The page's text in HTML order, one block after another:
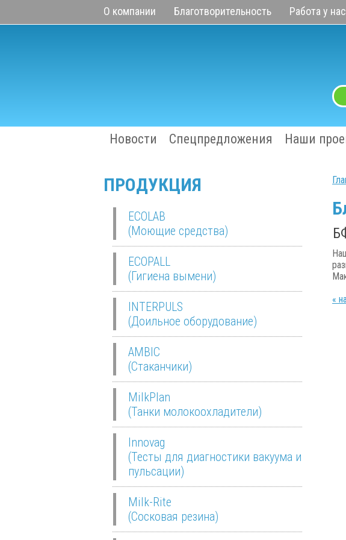
О компании Благотворительность Работа у нас
Новости Спецпредложения Наши
ПРОДУКЦИЯ
ECOLAB
(Моющие средства)
ECOPALL
(Гигиена вымени)
INTERPULS
(Доильное оборудование)
AMBIC
(Стаканчики)
MilkPlan
(Танки молокоохладители)
Innovag
(Тесты для диагностики вакуума и
пульсации)
Milk-Rite
(Сосковая резина)
«